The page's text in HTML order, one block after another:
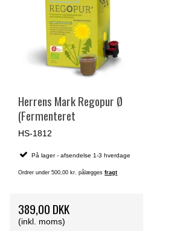
Herrens Mark Regopur Ø
(Fermenteret
mælkebøtteekstrakt) - 2
HS-1812
På lager - afsendelse 1-3 hverdage
Ordrer under 500,00 kr. pålæggesfragt
389,00 DKK
(inkl. moms)